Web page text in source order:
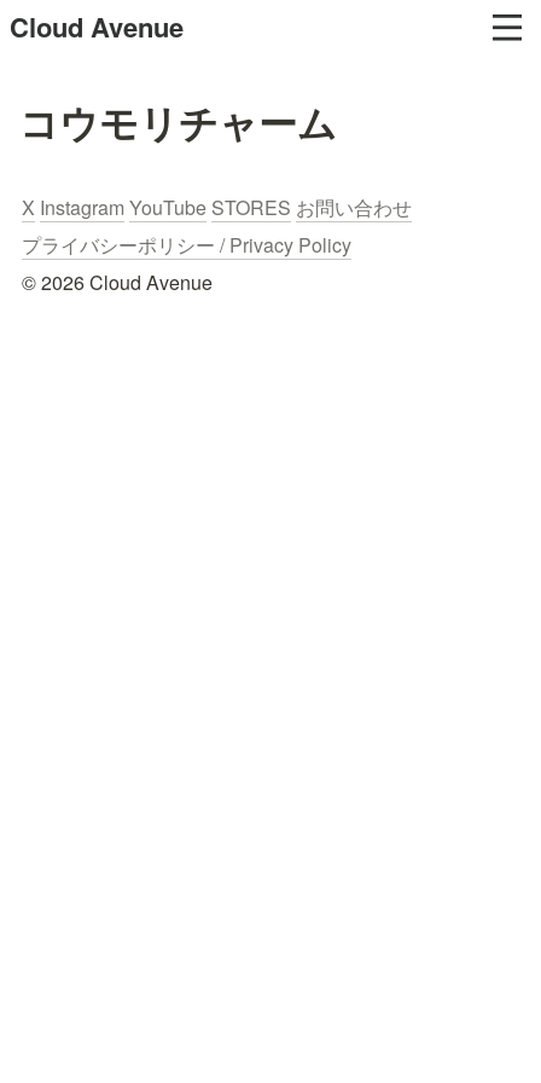
Cloud Avenue
コウモリチャーム
X Instagram YouTube STORES お問い合わせ
プライバシーポリシー / Privacy Policy
© 2026 Cloud Avenue